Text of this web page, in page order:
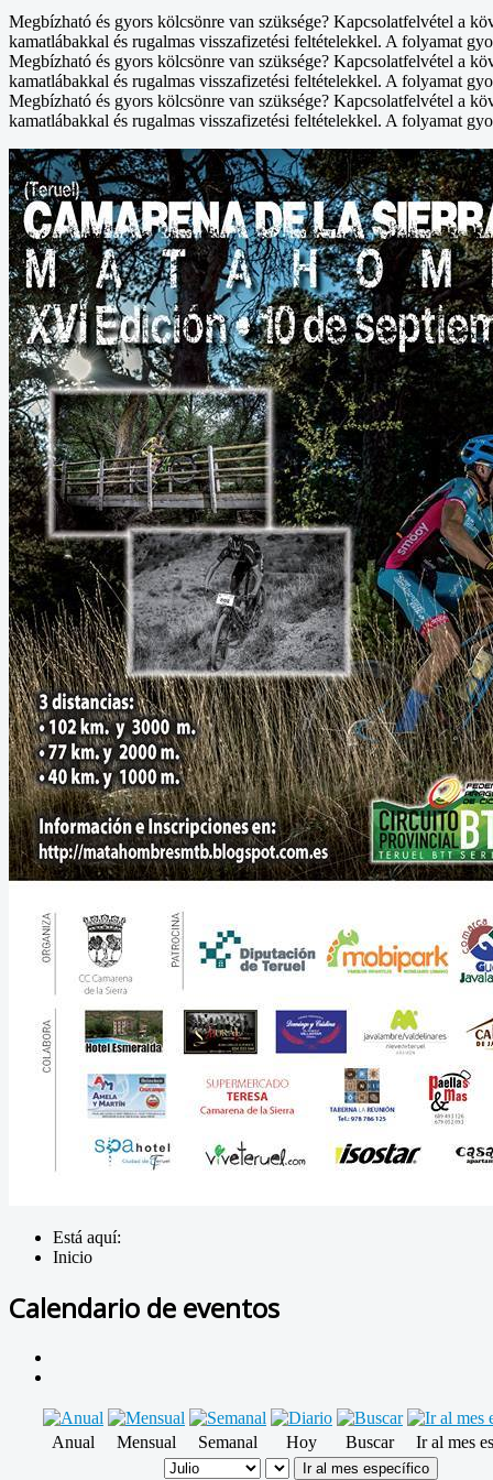
Megbízható és gyors kölcsönre van szüksége? Kapcsolatfelvétel a
kamatlábakkal és rugalmas visszafizetési feltételekkel. A folyamat
Megbízható és gyors kölcsönre van szüksége? Kapcsolatfelvétel a
kamatlábakkal és rugalmas visszafizetési feltételekkel. A folyamat
Megbízható és gyors kölcsönre van szüksége? Kapcsolatfelvétel a
kamatlábakkal és rugalmas visszafizetési feltételekkel. A folyamat
Está aquí:
Inicio
Calendario de eventos
Anual Mensual Semanal Hoy Buscar Ir al mes
Ir al mes específico